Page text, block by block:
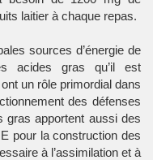
laitier à chaque repas.
sources d’énergie de
acides gras qu’il est
un rôle primordial dans
des défenses
gras apportent aussi des
pour la construction des
à l’assimilation et à